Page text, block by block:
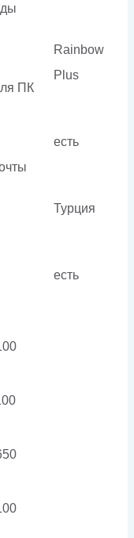
ПК
Rainbow
Plus
есть
Турция
есть